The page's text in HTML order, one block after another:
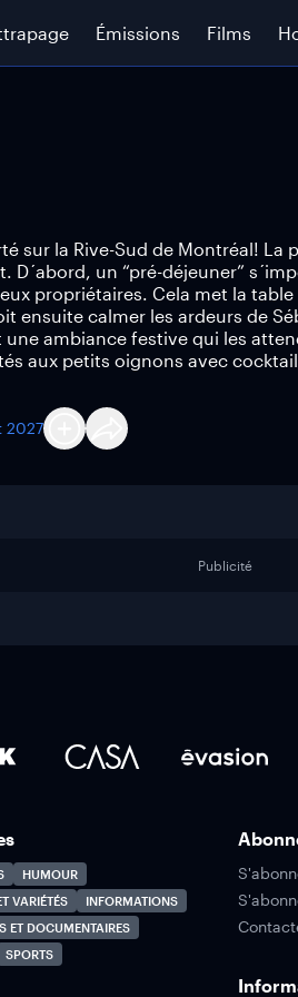
Émissions Films
sur la Rive-Sud de Montréal! La
un “pré-déjeuner”
propriétaires. Cela met la
ensuite calmer les ardeurs de
ambiance festive qui les
aux petits oignons avec
2027
Publicité
HUMOUR
VARIÉTÉS
INFORMATIONS
ET DOCUMENTAIRES
SPORTS